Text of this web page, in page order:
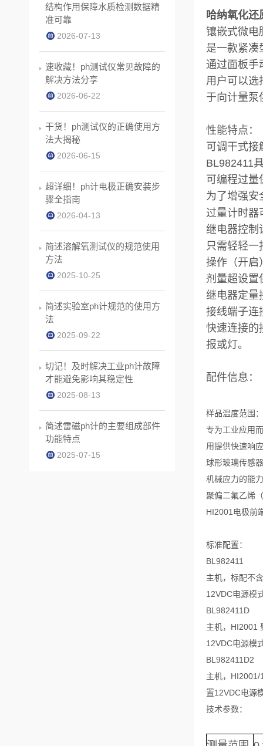
哈纳氧化还
镶嵌式微电
是一款紧凑
通过面板手
用户可以选
于向计量泵
性能特点：
可调干式接
BL982411
可编程过量
为了增强安
过量计时器
继电器控制
只需轻轻
操作（开启
剂量超设置
继电器定量
接线端子连
快速连接的
报或灯。
配件信息：
样品温度范围
专为工业应用
用提供快速响
球形玻璃传感
机械应力的能
聚偏二氟乙烯
HI2001电极前
标准配置：
BL982411
主机，标配不
12VDC电源模
BL982411D
主机，HI2001
12VDC电源模
BL982411D2
主机，HI2001/
置12VDC电源
技术参数：
结构作用保障水质检测数据精
准可靠
2026-07-13
速收藏！ph测试仪常见故障的
解决方法分享
2026-06-22
干货！ph测试仪的正确使用方
法大揭秘
2026-06-15
超详细！ph计电极正确安装步
骤全指南
2026-04-13
简述溶解氧测试仪的规范使用
方法
2025-10-25
简述实验室ph计规范的使用方
法
2025-09-22
切记！及时解决工业ph计故障
才能避免影响其稳定性
2025-08-13
简述雷磁ph计的主要组成部件
功能特点
2025-07-15